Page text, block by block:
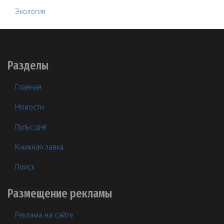
Экология
Разделы
Главная
Новости
Пульс дня
Книжная лавка
Поиск
Размещение рекламы
Реклама на сайте